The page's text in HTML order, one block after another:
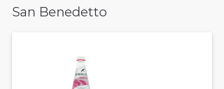
San Benedetto